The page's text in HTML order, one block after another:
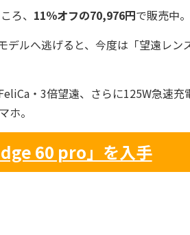
ろ、 11％オフの70,976円で販売中。
ルへ逃げると、今度は「望遠レン
・3倍望遠、さらに125W急速充
ホ。
60 pro」を入手